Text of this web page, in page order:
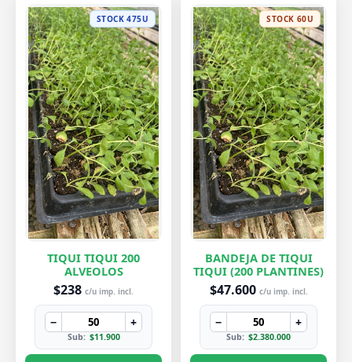
STOCK 475U
TIQUI TIQUI 200
ALVEOLOS
$238 c/u imp. incl.
− +
Sub: $11.900
STOCK 60U
BANDEJA DE TIQUI
TIQUI (200 PLANTINES)
$47.600 c/u imp. incl.
− +
Sub: $2.380.000